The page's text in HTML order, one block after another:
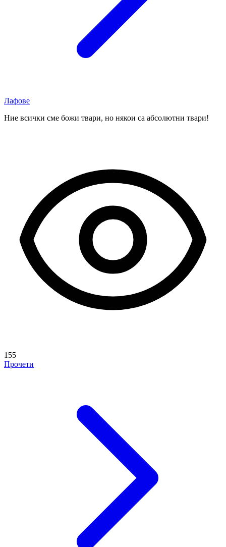
Лафове
Ние всички сме божи твари, но някои са абсолютни твари!
155
Прочети